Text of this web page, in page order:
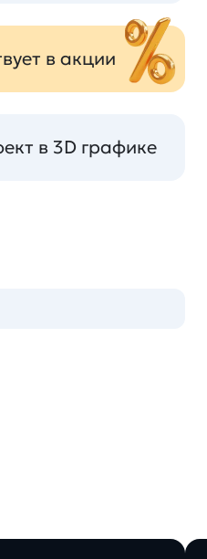
в акции
в 3D графике